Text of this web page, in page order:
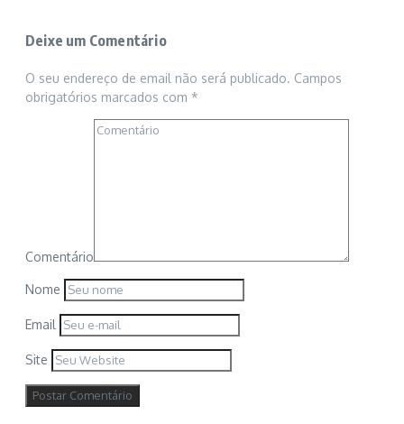
Deixe um Comentário
O seu endereço de email não será publicado. Campos
obrigatórios marcados com *
Comentário
Nome
Email
Site